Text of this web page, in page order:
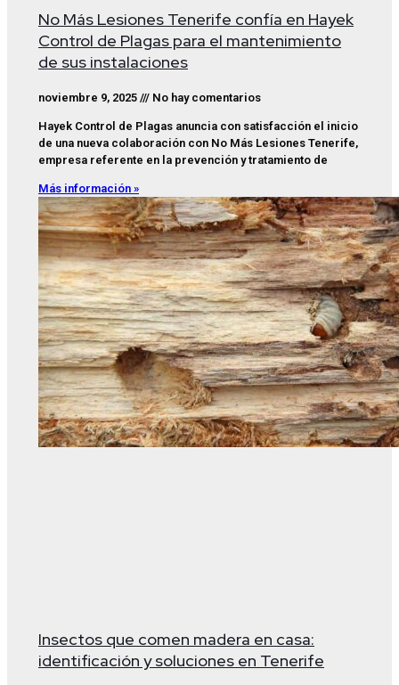
No Más Lesiones Tenerife confía en Hayek
Control de Plagas para el mantenimiento
de sus instalaciones
noviembre 9, 2025 No hay comentarios
Hayek Control de Plagas anuncia con satisfacción el inicio
de una nueva colaboración con No Más Lesiones Tenerife,
empresa referente en la prevención y tratamiento de
Más información »
Insectos que comen madera en casa:
identificación y soluciones en Tenerife